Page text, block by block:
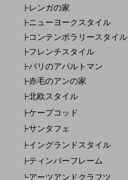
┣レンガの家
┣ニューヨークスタイル
┣コンテンポラリースタイル
┣フレンチスタイル
┣パリのアパルトマン
┣赤毛のアンの家
┣北欧スタイル
┣ケープコッド
┣サンタフェ
┣イングランドスタイル
┣ティンバーフレーム
┗アーツアンドクラフツ